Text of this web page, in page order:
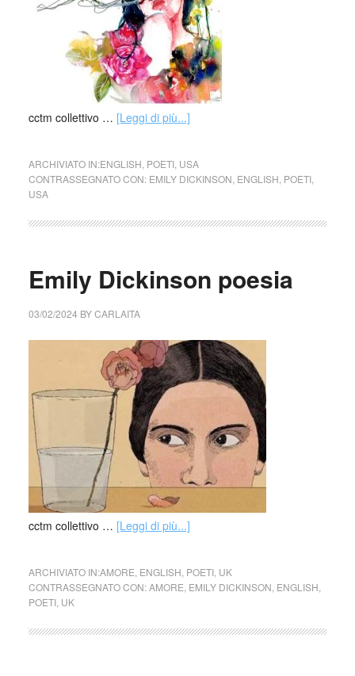
cctm collettivo … [Leggi di più...]
ARCHIVIATO IN:ENGLISH POETI, USA
CONTRASSEGNATO CON: EMILY DICKINSON ENGLISH POETI,
USA
Emily Dickinson poesia
03/02/2024 BYCARLAITA
cctm collettivo … [Leggi di più...]
ARCHIVIATO IN:AMORE ENGLISH POETI, UK
CONTRASSEGNATO CON:AMORE EMILY DICKINSON ENGLISH
POETI, UK